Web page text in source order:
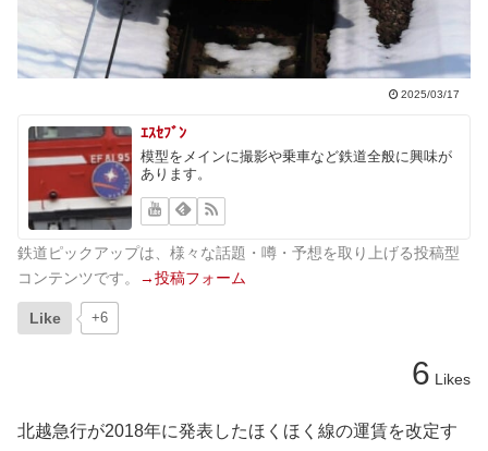
2025/03/17
ｴｽｾﾌﾞﾝ
模型をメインに撮影や乗車など鉄道全般に興味が
あります。
鉄道ピックアップは、様々な話題・噂・予想を取り上げる投稿型
コンテンツです。
→投稿フォーム
Like +6
6 Likes
北越急行が2018年に発表したほくほく線の運賃を改定す